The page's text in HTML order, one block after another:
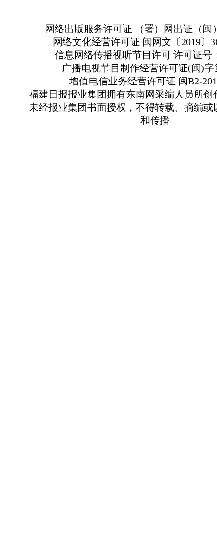
网络出版服务许可证 （署）网出证（闽
网络文化经营许可证 闽网文〔2019〕
信息网络传播视听节目许可 许可证号
广播电视节目制作经营许可证(闽)字
增值电信业务经营许可证 闽B2-
福建日报报业集团拥有东南网采编人员所创
未经报业集团书面授权，不得转载、摘编或
和传播